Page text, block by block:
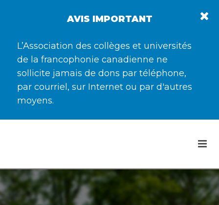
AVIS IMPORTANT
L’Association des collèges et universités
de la francophonie canadienne ne
sollicite jamais de dons par téléphone,
par courriel, sur Internet ou par d'autres
moyens.